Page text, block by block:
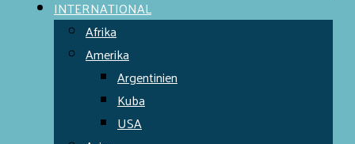
INTERNATIONAL
Afrika
Amerika
Argentinien
Kuba
USA